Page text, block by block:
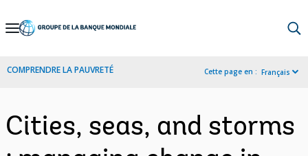
Skip
Navigation
COMPRENDRE LA PAUVRETÉ Cette page en : Français
Cities, seas, and storms